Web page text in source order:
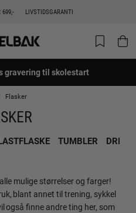
699,- LIVSTIDSGARANTI
gravering til skolestart
Flasker
TUMBLER
mulige størrelser og farger!
blant annet til trening, sykkel
også finne andre ting her, som